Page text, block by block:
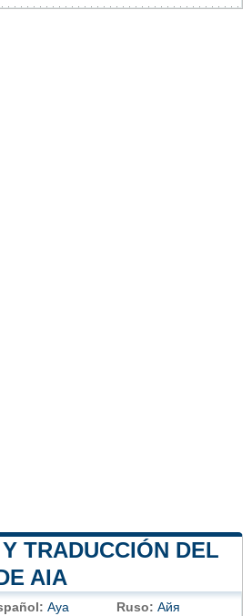
TRADUCCIÓN DEL
AIA
Aya Ruso: Айя